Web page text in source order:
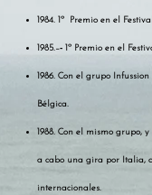
1984. 1º Premio en el
1985.–‐ 1º Premio en el
1986. Con el grupo
Bélgica.
1988. Con el mismo grupo,
a cabo una gira por Italia,
internacionales.